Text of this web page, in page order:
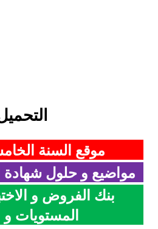
موقع السنة
مواضيع و حلول شهادة
بنك الفروض و
المستويات و